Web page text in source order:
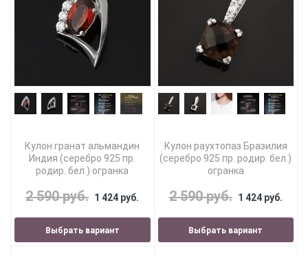
Кулон гранат альмандин
Индия (серебро 925 пр.
родир. бел.) огранка
2 590 руб. 1 424 руб.
Выбрать вариант
Кулон раухтопаз Бразилия
(серебро 925 пр. родир. бел.)
огранка
2 590 руб. 1 424 руб.
Выбрать вариант